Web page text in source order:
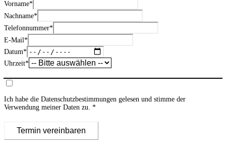
Vorname*
Nachname*
Telefonnummer*
E-Mail*
Datum*
Uhrzeit*
Ich habe die Datenschutzbestimmungen gelesen und stimme der
Verwendung meiner Daten zu.
Termin vereinbaren